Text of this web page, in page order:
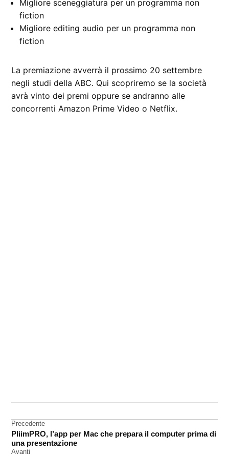
Migliore sceneggiatura per un programma non
fiction
Migliore editing audio per un programma non
fiction
La premiazione avverrà il prossimo 20 settembre
negli studi della ABC. Qui scopriremo se la società
avrà vinto dei premi oppure se andranno alle
concorrenti Amazon Prime Video o Netflix.
Navigazione
articoli
Precedente
PliimPRO, l’app per Mac che prepara il computer prima di
una presentazione
Avanti